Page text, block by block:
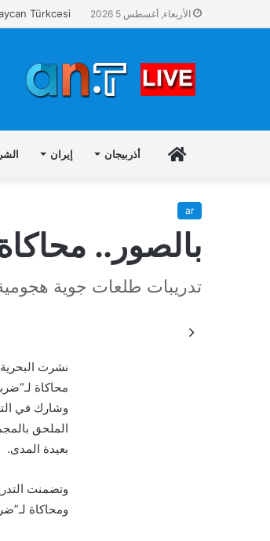
الأربعاء, أغسطس 5 2026 Türkcəsi
أذربيجان إيران
ar
بالصور..
تدريبات طلعات جوية
نشرت
محاكاة
بعيدة المدى.
وتضمنت
ومحاكاة